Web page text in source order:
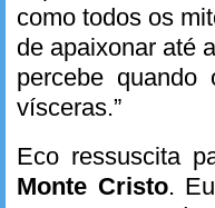
como todos os
de apaixonar até
percebe
vísceras.”
Eco ressuscita
Monte Cristo.